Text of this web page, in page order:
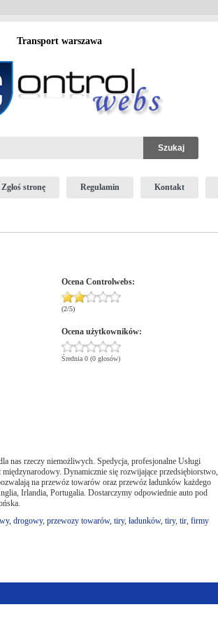
Transport warszawa
Zgłoś stronę Regulamin Kontakt
Ocena Controlwebs:
(2/5)
Ocena użytkowników:
Średnia 0 (0 głosów)
nas rzeczy niemożliwych. Spedycja, profesjonalne Usługi
Dynamicznie się rozwijające przedsiębiorstwo,
na przewóz towarów oraz przewóz ładunków każdego
Irlandia, Portugalia. Dostarczymy odpowiednie auto pod
, drogowy, przewozy towarów, tiry, ładunków, tiry, tir, firmy